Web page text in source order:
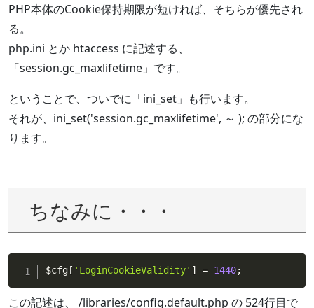
PHP本体のCookie保持期限が短ければ、そちらが優先され
る。
php.ini とか htaccess に記述する、
「session.gc_maxlifetime」です。
ということで、ついでに「ini_set」も行います。
それが、ini_set('session.gc_maxlifetime', ～ ); の部分にな
ります。
ちなみに・・・
$cfg [ 'LoginCookieValidity' ] = 1440;
この記述は、 /libraries/config.default.php の 524行目で